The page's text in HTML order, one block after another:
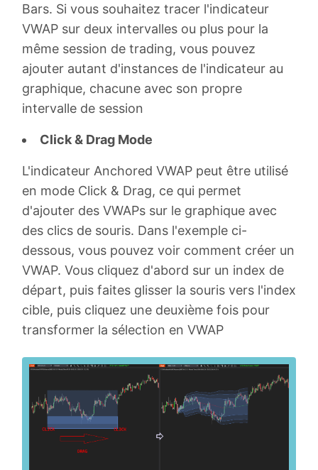
Bars. Si vous souhaitez tracer l'indicateur
VWAP sur deux intervalles ou plus pour la
même session de trading, vous pouvez
ajouter autant d'instances de l'indicateur au
graphique, chacune avec son propre
intervalle de session
Click & Drag Mode
L'indicateur Anchored VWAP peut être utilisé
en mode Click & Drag, ce qui permet
d'ajouter des VWAPs sur le graphique avec
des clics de souris. Dans l'exemple ci-
dessous, vous pouvez voir comment créer un
VWAP. Vous cliquez d'abord sur un index de
départ, puis faites glisser la souris vers l'index
cible, puis cliquez une deuxième fois pour
transformer la sélection en VWAP